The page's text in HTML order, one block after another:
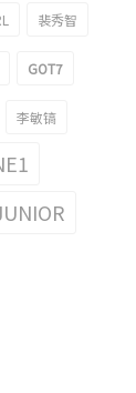
裴秀智
GOT7
李敏镐